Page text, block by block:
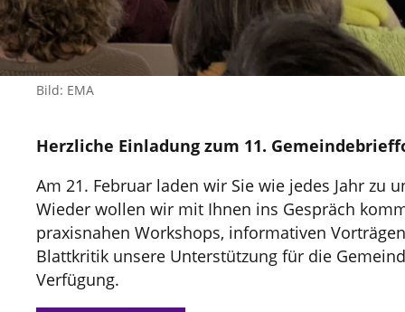
Bild: EMA
Herzliche Einladung zum 11.
Am 21. Februar laden wir Sie wie jedes Jahr zu
Wieder wollen wir mit Ihnen ins Gespräch
praxisnahen Workshops, informativen
Blattkritik unsere Unterstützung für die
Verfügung.